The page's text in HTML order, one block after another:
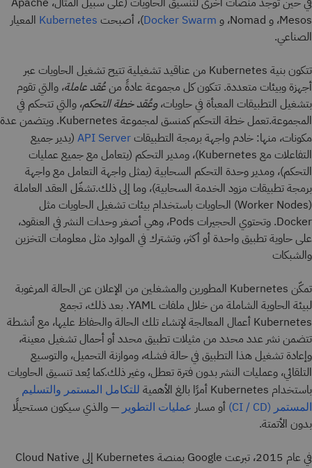
Mesos، و Nomad، و
Docker Swarm)، أصبحت Kubernetes المعيار
الصناعي.
تتكون بنية Kubernetes من عناقيد تشغيلية تتيح تشغيل الحاويات عبر
أجهزة وبيئات متعددة. تتكون كل مجموعة عادةً منعُقد عاملة، والتي تقوم
بتشغيل التطبيقات المعبأة في حاويات،وعُقد خطة التحكم، والتي تتحكم في
المجموعة.تعمل خطة التحكم كمنسق لمجموعة Kubernetes. ويتضمن عدة
مكونات، منها: خادم واجهة برمجة التطبيقات API Server (يدير جميع
التفاعلات مع Kubernetes)، ومدير التحكم (يتعامل مع جميع عمليات
التحكم)، ومدير وحدة التحكم السحابية (يمثل واجهة التعامل مع واجهة
برمجة تطبيقات مزود الخدمة السحابية)، وما إلى ذلك.تشغّل العقد العاملة
(Worker Nodes) الحاويات باستخدام بيئات تشغيل الحاويات مثل
Docker. وتحتوي الحجيرات Pods، وهي أصغر وحدات النشر في العنقود،
على حاوية تطبيق واحدة أو أكثر، وتشترك في الموارد مثل معلومات التخزين
والشبكات
تمكّن Kubernetes المطورين والمشغلين من الإعلان عن الحالة المرغوبة
لبيئة الحاوية الشاملة من خلال ملفات YAML. بعد ذلك، تجمع
Kubernetes أعمال المعالجة لإنشاء تلك الحالة والحفاظ عليها، مع أنشطة
تتضمن نشر عدد محدد من مثيلات تطبيق محدد أو أحمال تشغيل معينة،
وإعادة تشغيل هذا التطبيق في حالة فشله، وموازنة التحميل، والتوسيع
التلقائي، وعمليات النشر بدون فترة تعطل، وغير ذلك.كما يُعد تنسيق الحاويات
باستخدام Kubernetes أمرًا بالغ الأهمية
للتكامل المستمر والتسليم
المستمر (CI / CD)
أو مسار عمليات التطوير — والذي سيكون مستحيلًا
بدون الأتمتة.
في عام 2015، تبرعت Google بمنصة Kubernetes إلى Cloud Native